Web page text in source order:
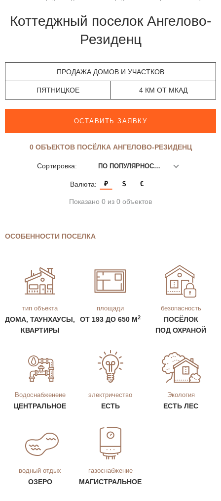
Коттеджный поселок Ангелово-
Резиденц
ПРОДАЖА ДОМОВ И УЧАСТКОВ
ПЯТНИЦКОЕ 4 КМ ОТ МКАД
ОСТАВИТЬ ЗАЯВКУ
0 ОБЪЕКТОВ ПОСЁЛКА АНГЕЛОВО-РЕЗИДЕНЦ
Сортировка: ПО ПОПУЛЯРНОСТИ
Валюта: ₽ $ €
Показано 0 из 0 объектов
ОСОБЕННОСТИ ПОСЕЛКА
тип объекта
ДОМА, ТАУНХАУСЫ,
КВАРТИРЫ
площади
ОТ 193 ДО 650 М2
безопасность
ПОСЁЛОК
ПОД ОХРАНОЙ
Водоснабженеие
ЦЕНТРАЛЬНОЕ
электричество
ЕСТЬ
Экология
ЕСТЬ ЛЕС
водный отдых
ОЗЕРО
газоснабжение
МАГИСТРАЛЬНОЕ